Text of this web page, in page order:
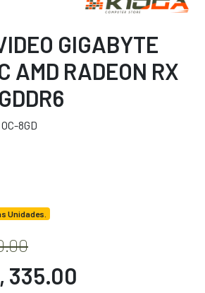
GIGABYTE
AMD RADEON RX
8GD
Unidades.
335.00